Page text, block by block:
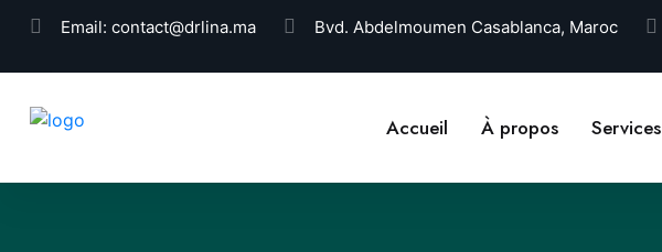
Email: contact@drlina.ma Bvd. Abdelmoumen Casablanca, Maroc
Accueil À propos Services